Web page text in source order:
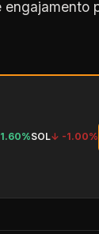
SOL↓ -1.00%